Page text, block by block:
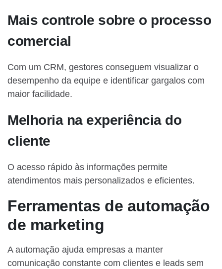
Mais controle sobre o processo
comercial
Com um CRM, gestores conseguem visualizar o
desempenho da equipe e identificar gargalos com
maior facilidade.
Melhoria na experiência do
cliente
O acesso rápido às informações permite
atendimentos mais personalizados e eficientes.
Ferramentas de automação
de marketing
A automação ajuda empresas a manter
comunicação constante com clientes e leads sem